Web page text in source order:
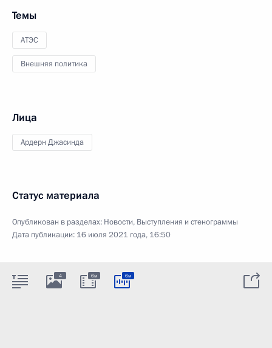
Темы
АТЭС
Внешняя политика
Лица
Ардерн Джасинда
Статус материала
Опубликован в разделах: Новости, Выступления и стенограммы
Дата публикации: 16 июля 2021 года, 16:50
4 6м 6м